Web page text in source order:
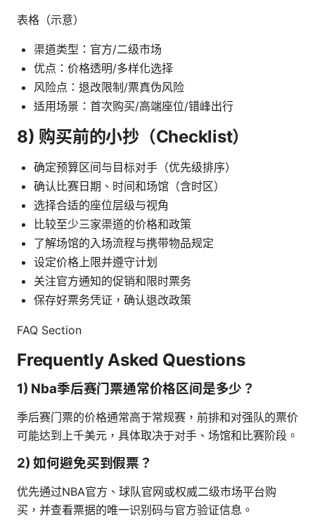
表格（示意）
渠道类型：官方/二级市场
优点：价格透明/多样化选择
风险点：退改限制/票真伪风险
适用场景：首次购买/高端座位/错峰出行
8) 购买前的小抄（Checklist）
确定预算区间与目标对手（优先级排序）
确认比赛日期、时间和场馆（含时区）
选择合适的座位层级与视角
比较至少三家渠道的价格和政策
了解场馆的入场流程与携带物品规定
设定价格上限并遵守计划
关注官方通知的促销和限时票务
保存好票务凭证，确认退改政策
FAQ Section
Frequently Asked Questions
1) Nba季后赛门票通常价格区间是多少？
季后赛门票的价格通常高于常规赛，前排和对强队的票价
可能达到上千美元，具体取决于对手、场馆和比赛阶段。
2) 如何避免买到假票？
优先通过NBA官方、球队官网或权威二级市场平台购
买，并查看票据的唯一识别码与官方验证信息。